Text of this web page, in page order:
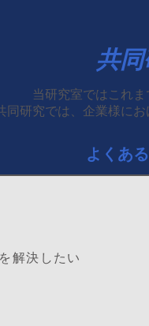
共
当研究室ではこれ
同研究では、企業様に
よくあ
解決したい